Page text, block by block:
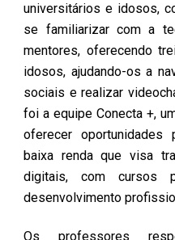
universitários e idosos,
se familiarizar com a
mentores, oferecendo
idosos, ajudando-os a
sociais e realizar
foi a equipe Conecta +,
oferecer
baixa renda que visa
digitais, com cursos
desenvolvimento
Os professores